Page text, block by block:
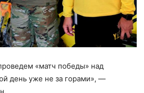
«матч победы» над
день уже не за горами», —